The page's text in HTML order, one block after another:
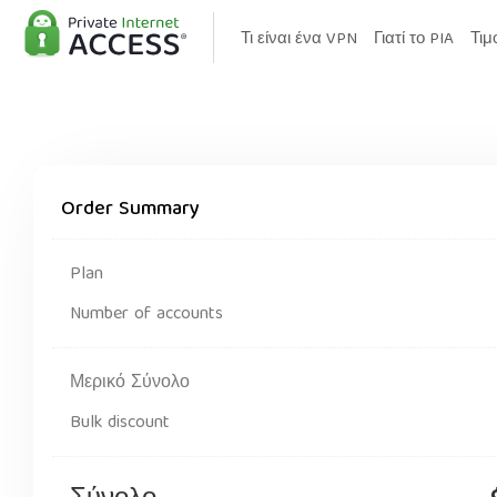
Τι είναι ένα VPN Γιατί το PIA
Order Summary
Plan
Number of accounts
Μερικό Σύνολο
Bulk discount